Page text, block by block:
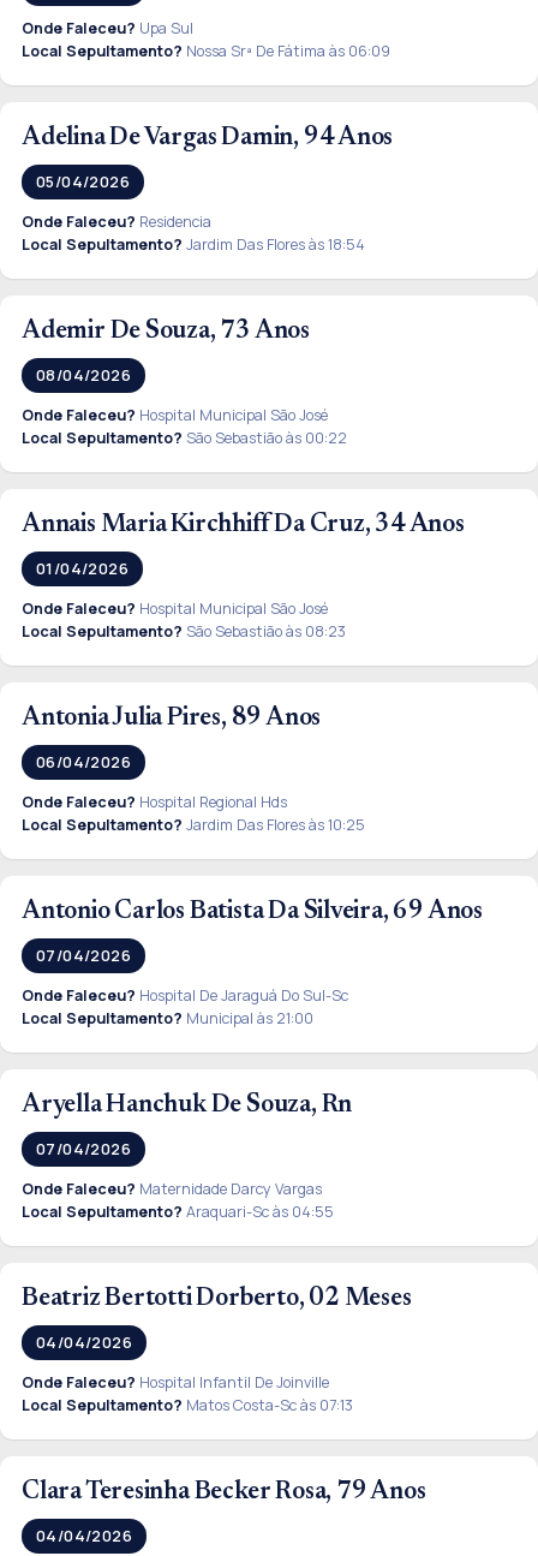
Onde Faleceu? Upa Sul
Local Sepultamento? Nossa Srª De Fátima às 06:09
Adelina De Vargas Damin, 94 Anos
05/04/2026
Onde Faleceu? Residencia
Local Sepultamento? Jardim Das Flores às 18:54
Ademir De Souza, 73 Anos
08/04/2026
Onde Faleceu? Hospital Municipal São José
Local Sepultamento? São Sebastião às 00:22
Annais Maria Kirchhiff Da Cruz, 34 Anos
01/04/2026
Onde Faleceu? Hospital Municipal São José
Local Sepultamento? São Sebastião às 08:23
Antonia Julia Pires, 89 Anos
06/04/2026
Onde Faleceu? Hospital Regional Hds
Local Sepultamento? Jardim Das Flores às 10:25
Antonio Carlos Batista Da Silveira, 69 Anos
07/04/2026
Onde Faleceu? Hospital De Jaraguá Do Sul-Sc
Local Sepultamento? Municipal às 21:00
Aryella Hanchuk De Souza, Rn
07/04/2026
Onde Faleceu? Maternidade Darcy Vargas
Local Sepultamento? Araquari-Sc às 04:55
Beatriz Bertotti Dorberto, 02 Meses
04/04/2026
Onde Faleceu? Hospital Infantil De Joinville
Local Sepultamento? Matos Costa-Sc às 07:13
Clara Teresinha Becker Rosa, 79 Anos
04/04/2026